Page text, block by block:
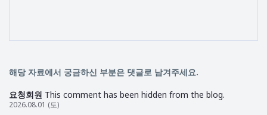
해당 자료에서 궁금하신 부분은 댓글로 남겨주세요.
요청회원 This comment has been hidden from the blog.
2026.08.01 (토)